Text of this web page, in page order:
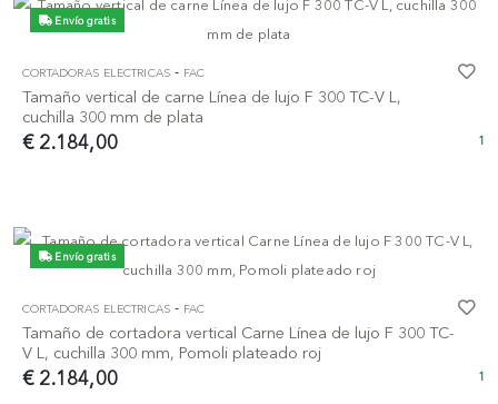
Envío gratis
CORTADORAS ELECTRICAS - FAC
Tamaño vertical de carne Línea de lujo F 300 TC-V L,
cuchilla 300 mm de plata
€ 2.184,00 1
Envío gratis
CORTADORAS ELECTRICAS - FAC
Tamaño de cortadora vertical Carne Línea de lujo F 300 TC-
V L, cuchilla 300 mm, Pomoli plateado roj
€ 2.184,00 1